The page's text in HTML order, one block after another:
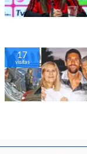
17
visitas